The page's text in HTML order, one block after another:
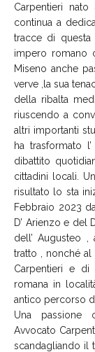
Carpentieri
continua a
tracce di
impero romano
Miseno anche
verve ,la sua
della ribalta
riuscendo a
altri importanti
ha trasformato
dibattito
cittadini locali.
risultato lo sta
Febbraio 2023
D’ Arienzo e del
dell’ Augusteo
tratto , nonché
Carpentieri e di
romana in
antico percorso
Una passione
Avvocato
scandagliando il